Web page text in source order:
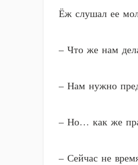
Ёж слушал ее
– Что же нам
– Нам нужно
– Но… как же
– Сейчас не